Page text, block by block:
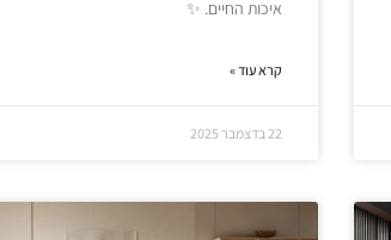
איכות החיים. ✨
קרא עוד »
22 בדצמבר 2025